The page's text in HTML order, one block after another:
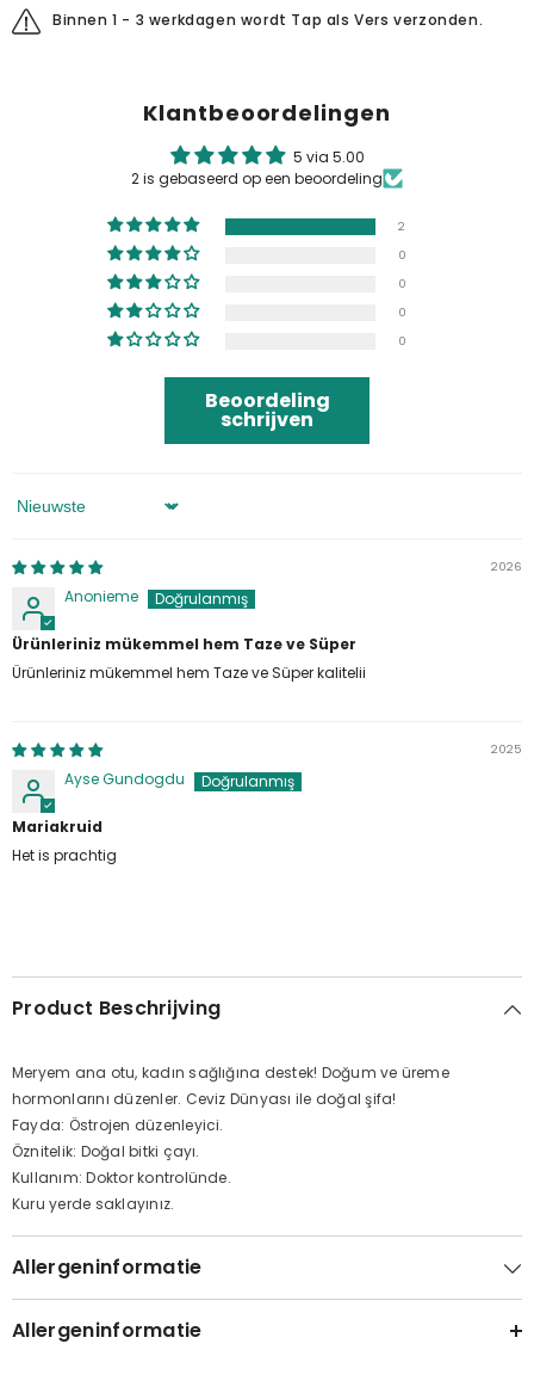
Binnen 1 - 3 werkdagen wordt Tap als Vers verzonden.
Klantbeoordelingen
5 via 5.00
2 is gebaseerd op een beoordeling
2
0
0
0
0
Beoordeling
schrijven
Sorteren Op
2026
Anonieme
Ürünleriniz mükemmel hem Taze ve Süper
Ürünleriniz mükemmel hem Taze ve Süper kalitelii
2025
Ayse Gundogdu
Mariakruid
Het is prachtig
Product Beschrijving
Meryem ana otu, kadın sağlığına destek! Doğum ve üreme
hormonlarını düzenler. Ceviz Dünyası ile doğal şifa!
Fayda: Östrojen düzenleyici.
Öznitelik: Doğal bitki çayı.
Kullanım: Doktor kontrolünde.
Kuru yerde saklayınız.
Allergeninformatie
Allergeninformatie